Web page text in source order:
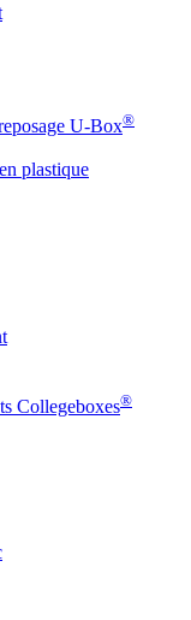
U-Box®
plastique
Collegeboxes®